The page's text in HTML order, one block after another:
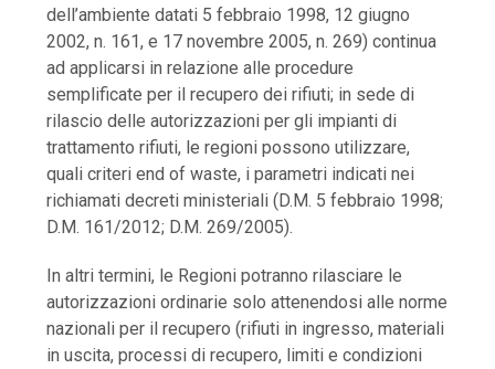
dell’ambiente datati 5 febbraio 1998, 12 giugno
2002, n. 161, e 17 novembre 2005, n. 269) continua
ad applicarsi in relazione alle procedure
semplificate per il recupero dei rifiuti; in sede di
rilascio delle autorizzazioni per gli impianti di
trattamento rifiuti, le regioni possono utilizzare,
quali criteri end of waste, i parametri indicati nei
richiamati decreti ministeriali (D.M. 5 febbraio 1998;
D.M. 161/2012; D.M. 269/2005).
In altri termini, le Regioni potranno rilasciare le
autorizzazioni ordinarie solo attenendosi alle norme
nazionali per il recupero (rifiuti in ingresso, materiali
in uscita, processi di recupero, limiti e condizioni